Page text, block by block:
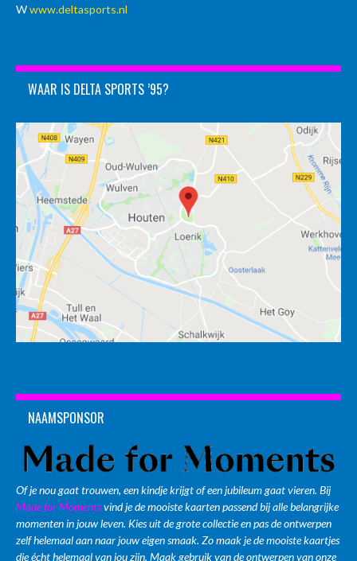
Wwww.deltasports.nl
WAAR IS DELTA SPORTS ’95?
NAAMSPONSOR
Of je nou gaat trouwen, een kindje krijgt of een jubileum gaat vieren. Bij
Made for Momentsvind je de mooiste kaarten passend bij alle belangrijke
momenten in jouw leven. Kies uit de grote collectie en pas de ontwerpen
zelf helemaal aan naar jouw eigen smaak. Zo maak je de mooiste kaartjes
die écht helemaal van jou zijn. Maak gebruik van de ontwerpen van onze